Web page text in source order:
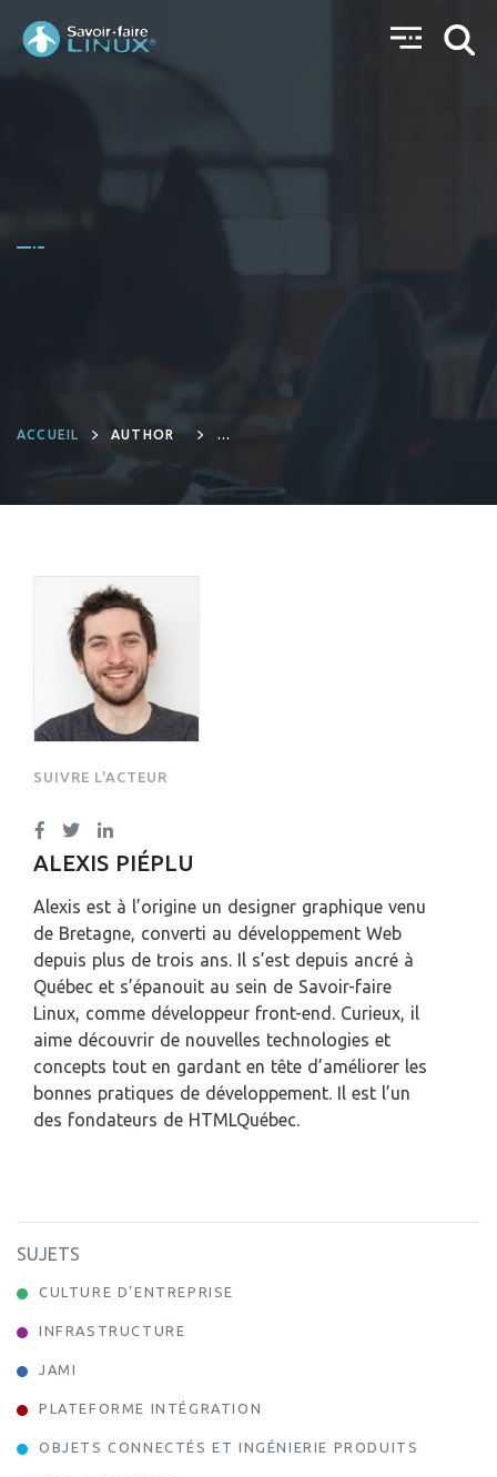
ACCUEIL
AUTHOR
SUIVRE L'ACTEUR
ALEXIS PIÉPLU
Alexis est à l’origine un designer graphique venu
de Bretagne, converti au développement Web
depuis plus de trois ans. Il s’est depuis ancré à
Québec et s’épanouit au sein de Savoir-faire
Linux, comme développeur front-end. Curieux, il
aime découvrir de nouvelles technologies et
concepts tout en gardant en tête d’améliorer les
bonnes pratiques de développement. Il est l’un
des fondateurs de HTMLQuébec.
SUJETS
CULTURE D'ENTREPRISE
INFRASTRUCTURE
JAMI
PLATEFORME INTÉGRATION
OBJETS CONNECTÉS ET INGÉNIERIE PRODUITS